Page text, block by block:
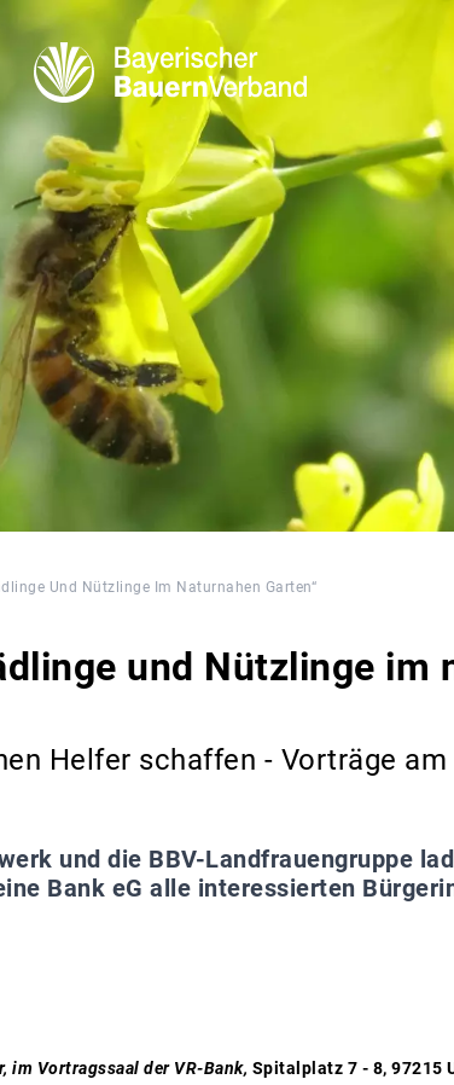
Und Nützlinge Im Naturnahen Garten“
und Nützlinge im
Helfer schaffen - Vorträge
und die BBV-Landfrauengruppe
Bank eG alle interessierten
im Vortragssaal der VR-Bank, Spitalplatz 7 - 8, 97215